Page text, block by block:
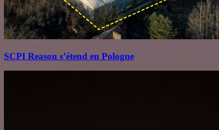
SCPI Reason s’étend en Pologne